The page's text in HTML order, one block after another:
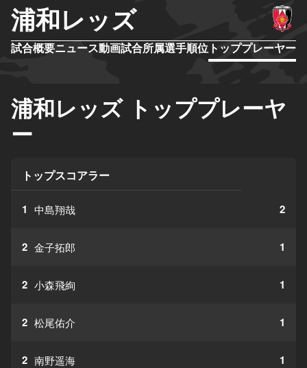
浦和レッズ
試合概要ニュース動画試合所属選手順位 トッププレーヤー
浦和レッズ トッププレーヤ
ー
トップスコアラー
1 中島翔哉 2
2 金子拓郎 1
2 小森飛絢 1
2 松尾佑介 1
2 南野遥海 1